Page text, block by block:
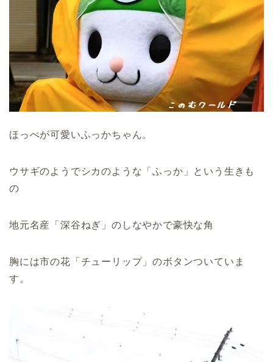
ほっぺが可愛いふっかちゃん。
ウサギのようでシカのような「ふっか」という生きも
の
地元名産「深谷ねぎ」のしなやかで豪快な角
胸には市の花「チューリップ」のボタンついていま
す。